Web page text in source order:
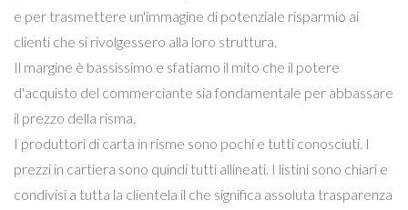
e per trasmettere un'immagine di potenziale risparmio ai
clienti che si rivolgessero alla loro struttura.
Il margine è bassissimo e sfatiamo il mito che il potere
d'acquisto del commerciante sia fondamentale per abbassare
il prezzo della risma.
I produttori di carta in risme sono pochi e tutti conosciuti. I
prezzi in cartiera sono quindi tutti allineati. I listini sono chiari e
condivisi a tutta la clientela il che significa assoluta trasparenza